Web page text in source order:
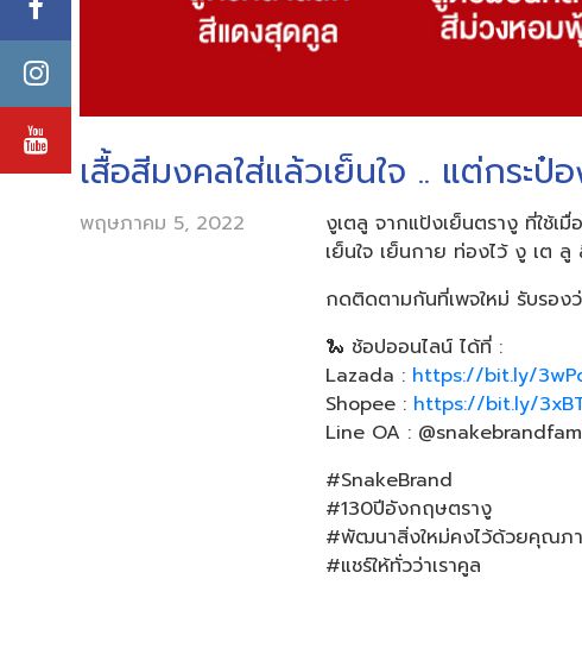
เสื้อสีมงคลใส่แล้วเย็นใจ .. แต่กระป๋
พฤษภาคม 5, 2022
งูเตลู จากแป้งเย็นตรางู ที่ใช้
เย็นใจ เย็นกาย ท่องไว้ งู เต
กดติดตามกันที่เพจใหม่ รับรอ
🐍 ช้อปออนไลน์ ได้ที่ :
Lazada : https://bit.ly/
Shopee : https://bit.ly/
Line OA :
#SnakeBrand
#130ปีอังกฤษตรางู
#พัฒนาสิ่งใหม่คงไว้ด้วยคุณภ
#แชร์ให้ทั่วว่าเราคูล